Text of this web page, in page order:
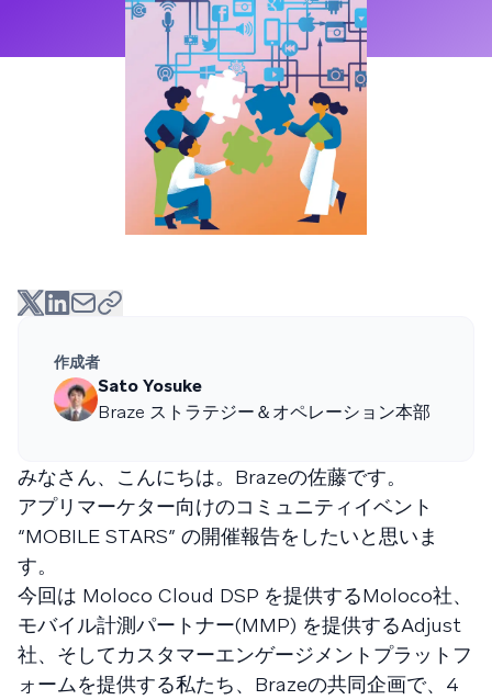
作成者
Sato Yosuke
Braze ストラテジー＆オペレーション本部
みなさん、こんにちは。Brazeの佐藤です。
アプリマーケター向けのコミュニティイベント
“MOBILE STARS” の開催報告をしたいと思いま
す。
今回は Moloco Cloud DSP を提供するMoloco社、
モバイル計測パートナー(MMP) を提供するAdjust
社、そしてカスタマーエンゲージメントプラットフ
ォームを提供する私たち、Brazeの共同企画で、4